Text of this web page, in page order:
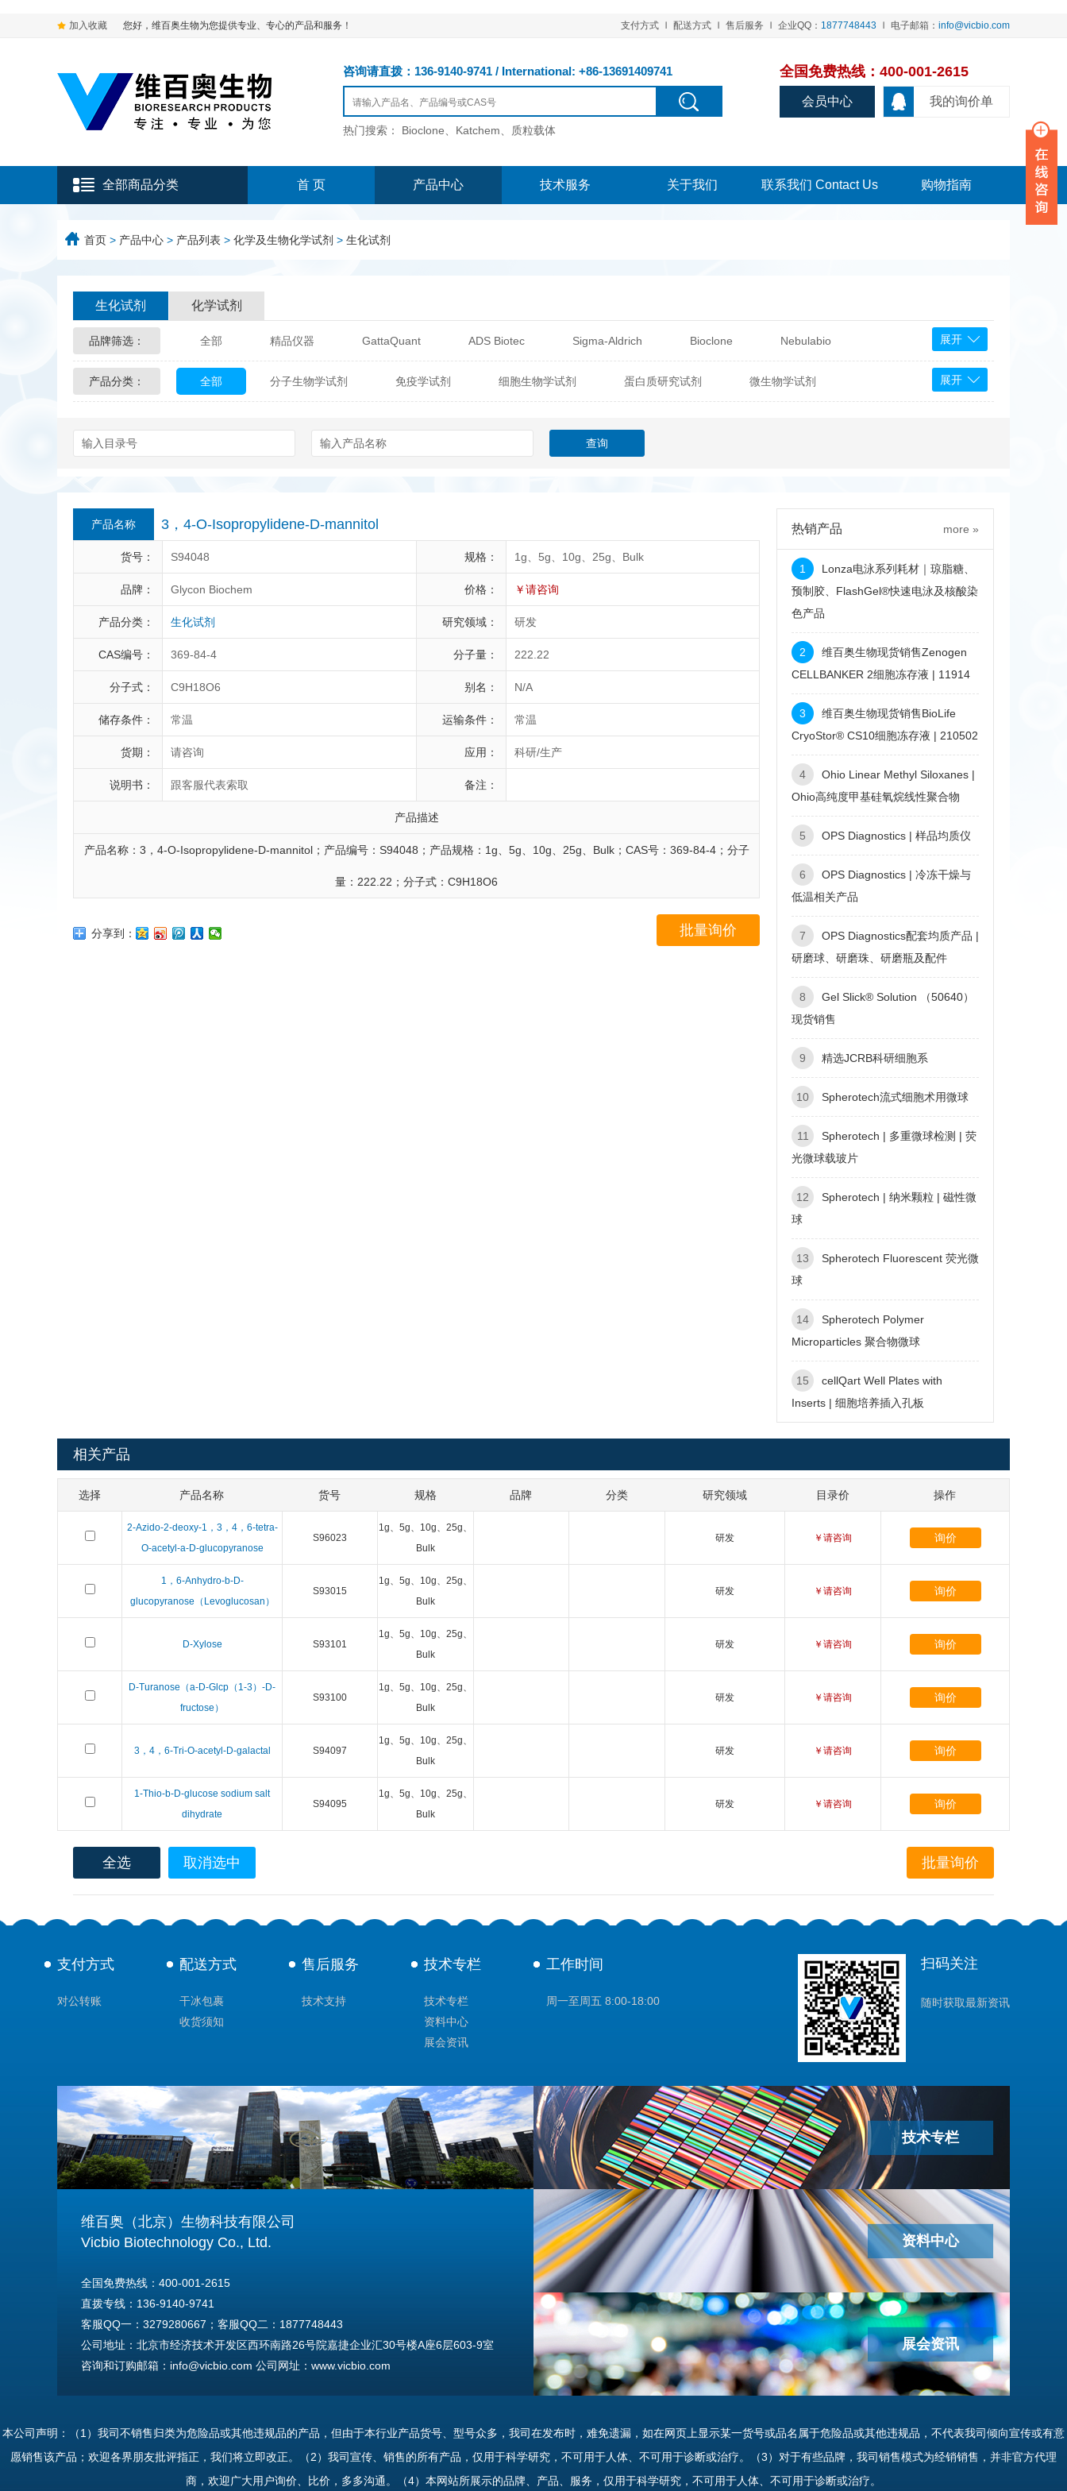
加入收藏 您好，维百奥生物为您提供专业、专心的产品和服务！ 支付方式 配送方式 售后服务 企业QQ： 1877748443 电子邮箱： info@vicbio.com
咨询请直拨：136-9140-9741 / International: +86-13691409741
热门搜索： Bioclone、Katchem、质粒载体
全国免费热线：400-001-2615
我的询价单
会员中心
全部商品分类 首 页 产品中心 技术服务 关于我们 联系我们 Contact Us 购物指南
首页 > 产品中心 > 产品列表 > 化学及生物化学试剂 > 生化试剂
生化试剂 化学试剂
品牌筛选： 全部 精品仪器 GattaQuant ADS Biotec Sigma-Aldrich Bioclone Nebulabio
Glycon Biochem Sterlitech 热销产品 辰辉创聚生物® (Nebulabio) BPS Bioscience
Mediagnost
Cytodiagnostics Katchem
Berry & Associates Hybrid Plastics Milenia Biotec Sunrise Science
LGC Maine Standards Pall 康为世纪
Abbexa AbD Serotec Abnova Active Motif
展开
产品分类： 全部 分子生物学试剂 免疫学试剂 细胞生物学试剂 蛋白质研究试剂 微生物学试剂 展开
产品名称 3，4-O-Isopropylidene-D-mannitol
货号： S94048 规格： 1g、5g、10g、25g、Bulk
品牌： Glycon Biochem 价格： ￥请咨询
产品分类： 生化试剂 研究领域： 研发
CAS编号： 369-84-4 分子量： 222.22
分子式： C9H18O6 别名： N/A
储存条件： 常温 运输条件： 常温
货期： 请咨询 应用： 科研/生产
说明书： 跟客服代表索取 备注：
产品描述
产品名称：3，4-O-Isopropylidene-D-mannitol；产品编号：S94048；产品规格：1g、5g、10g、25g、Bulk；CAS号：369-84-4；分子
量：222.22；分子式：C9H18O6
分享到： 批量询价
热销产品 more »
1
Lonza电泳系列耗材｜琼脂糖、
预制胶、FlashGel®快速电泳及核酸染
色产品
2
维百奥生物现货销售Zenogen
CELLBANKER 2细胞冻存液 | 11914
3
维百奥生物现货销售BioLife
CryoStor® CS10细胞冻存液 | 210502
4
Ohio Linear Methyl Siloxanes |
Ohio高纯度甲基硅氧烷线性聚合物
5 OPS Diagnostics | 样品均质仪
6
OPS Diagnostics | 冷冻干燥与
低温相关产品
7
OPS Diagnostics配套均质产品 |
研磨球、研磨珠、研磨瓶及配件
8
Gel Slick® Solution （50640）
现货销售
9 精选JCRB科研细胞系
10 Spherotech流式细胞术用微球
11
Spherotech | 多重微球检测 | 荧
光微球载玻片
12
Spherotech | 纳米颗粒 | 磁性微
球
13
Spherotech Fluorescent 荧光微
球
14
Spherotech Polymer
Microparticles 聚合物微球
15
cellQart Well Plates with
Inserts | 细胞培养插入孔板
相关产品
选择 产品名称 货号 规格 品牌 分类 研究领域 目录价 操作
2-Azido-2-deoxy-1，3，4，6-tetra-
O-acetyl-a-D-glucopyranose
S96023
1g、5g、10g、25g、
Bulk
研发 ￥请咨询 询价
1，6-Anhydro-b-D-
glucopyranose（Levoglucosan）
S93015
1g、5g、10g、25g、
Bulk
研发 ￥请咨询 询价
D-Xylose S93101
1g、5g、10g、25g、
Bulk
研发 ￥请咨询 询价
D-Turanose（a-D-Glcp（1-3）-D-
fructose）
S93100
1g、5g、10g、25g、
Bulk
研发 ￥请咨询 询价
3，4，6-Tri-O-acetyl-D-galactal S94097
1g、5g、10g、25g、
Bulk
研发 ￥请咨询 询价
1-Thio-b-D-glucose sodium salt
dihydrate
S94095
1g、5g、10g、25g、
Bulk
研发 ￥请咨询 询价
全选 取消选中
支付方式
对公转账
配送方式
干冰包裹
收货须知
售后服务
技术支持
技术专栏
技术专栏
资料中心
展会资讯
工作时间
周一至周五 8:00-18:00
扫码关注
随时获取最新资讯
维百奥（北京）生物科技有限公司
Vicbio Biotechnology Co., Ltd.
全国免费热线：400-001-2615
直拨专线：136-9140-9741
客服QQ一：3279280667；客服QQ二：1877748443
公司地址：北京市经济技术开发区西环南路26号院嘉捷企业汇30号楼A座6层603-9室
咨询和订购邮箱：info@vicbio.com 公司网址：www.vicbio.com
Tel: +86-13691409741
技术专栏
资料中心
展会资讯
本公司声明：（1）我司不销售归类为危险品或其他违规品的产品，但由于本行业产品货号、型号众多，我司在发布时，难免遗漏，如在网页上显示某一货号或品名属于危险品或其他违规品，不代表我司倾向宣传或有意
愿销售该产品；欢迎各界朋友批评指正，我们将立即改正。（2）我司宣传、销售的所有产品，仅用于科学研究，不可用于人体、不可用于诊断或治疗。（3）对于有些品牌，我司销售模式为经销销售，并非官方代理
商，欢迎广大用户询价、比价，多多沟通。（4）本网站所展示的品牌、产品、服务，仅用于科学研究，不可用于人体、不可用于诊断或治疗。